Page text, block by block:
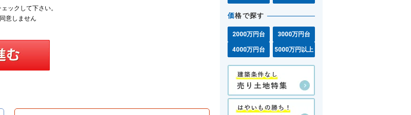
ックして下さい。
同意しません 価格で探す
2000万円台 3000万円台
4000万円台 5000万円以上